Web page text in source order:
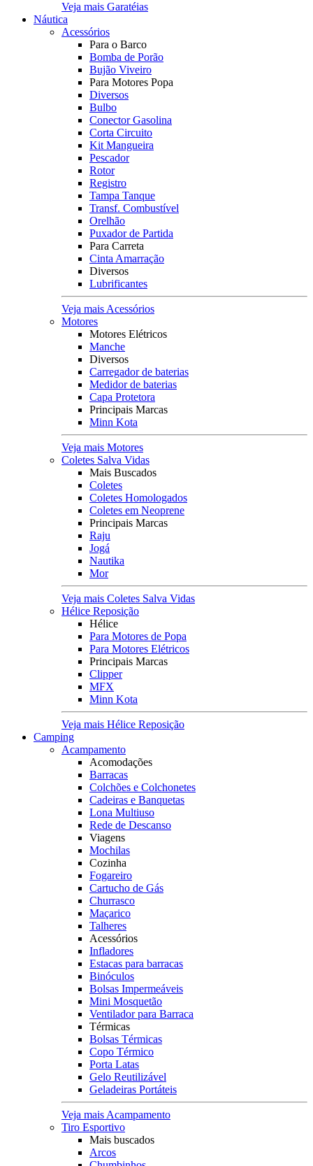
Veja mais Garatéias
Náutica
Acessórios
Para o Barco
Bomba de Porão
Bujão Viveiro
Para Motores Popa
Diversos
Bulbo
Conector Gasolina
Corta Circuito
Kit Mangueira
Pescador
Rotor
Registro
Tampa Tanque
Transf. Combustível
Orelhão
Puxador de Partida
Para Carreta
Cinta Amarração
Diversos
Lubrificantes
Veja mais Acessórios
Motores
Motores Elétricos
Manche
Diversos
Carregador de baterias
Medidor de baterias
Capa Protetora
Principais Marcas
Minn Kota
Veja mais Motores
Coletes Salva Vidas
Mais Buscados
Coletes
Coletes Homologados
Coletes em Neoprene
Principais Marcas
Raju
Jogá
Nautika
Mor
Veja mais Coletes Salva Vidas
Hélice Reposição
Hélice
Para Motores de Popa
Para Motores Elétricos
Principais Marcas
Clipper
MFX
Minn Kota
Veja mais Hélice Reposição
Camping
Acampamento
Acomodações
Barracas
Colchões e Colchonetes
Cadeiras e Banquetas
Lona Multiuso
Rede de Descanso
Viagens
Mochilas
Cozinha
Fogareiro
Cartucho de Gás
Churrasco
Maçarico
Talheres
Acessórios
Infladores
Estacas para barracas
Binóculos
Bolsas Impermeáveis
Mini Mosquetão
Ventilador para Barraca
Térmicas
Bolsas Térmicas
Copo Térmico
Porta Latas
Gelo Reutilizável
Geladeiras Portáteis
Veja mais Acampamento
Tiro Esportivo
Mais buscados
Arcos